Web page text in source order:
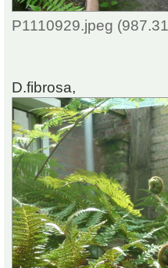
P1110929.jpeg
D.fibrosa,